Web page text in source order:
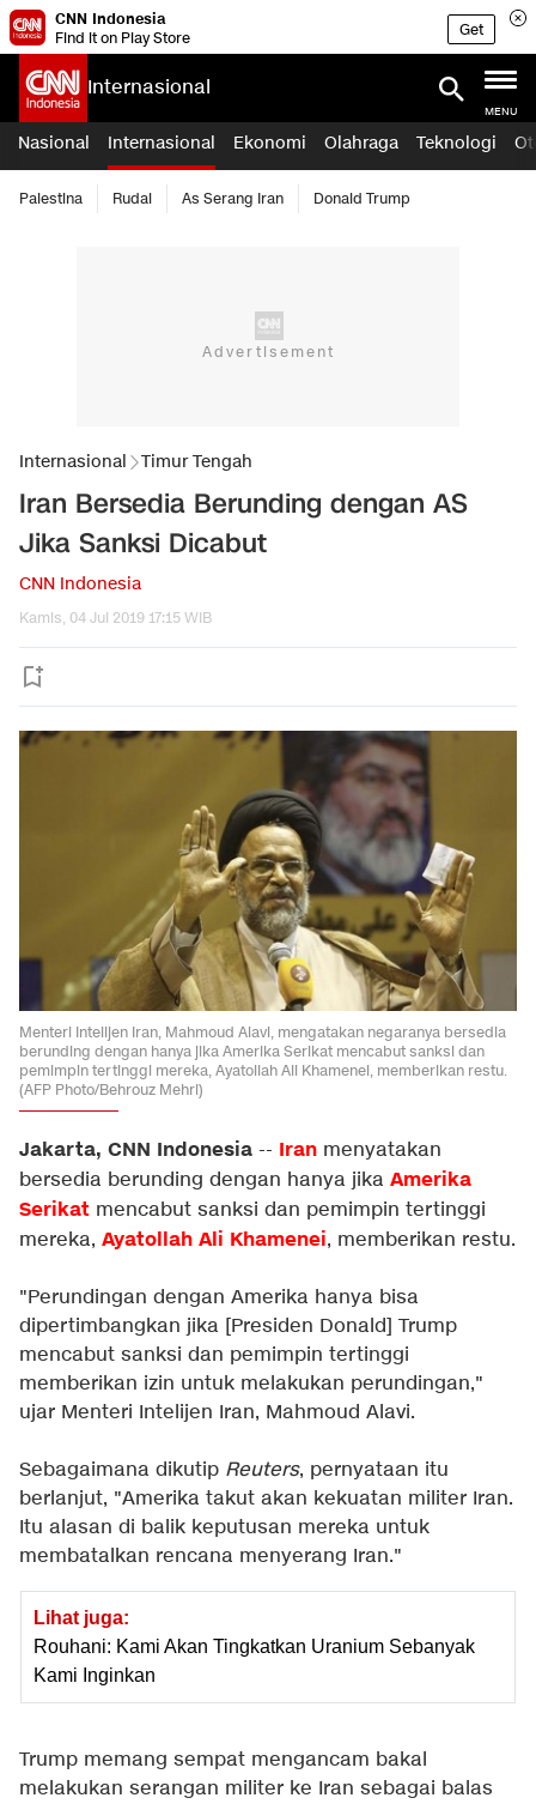
CNN Indonesia
Find it on Play Store
Get
Internasional
MENU
Nasional Internasional Ekonomi Olahraga Teknologi
Palestina Rudal As Serang Iran Donald Trump
Internasional Timur Tengah
Iran Bersedia Berunding dengan AS
Jika Sanksi Dicabut
CNN Indonesia
Kamis, 04 Jul 2019 17:15 WIB
Menteri Intelijen Iran, Mahmoud Alavi, mengatakan negaranya bersedia
berunding dengan hanya jika Amerika Serikat mencabut sanksi dan
pemimpin tertinggi mereka, Ayatollah Ali Khamenei, memberikan restu.
(AFP Photo/Behrouz Mehri)
Jakarta, CNN Indonesia -- Iran menyatakan
bersedia berunding dengan hanya jika Amerika
Serikat mencabut sanksi dan pemimpin tertinggi
mereka, Ayatollah Ali Khamenei, memberikan restu.
"Perundingan dengan Amerika hanya bisa
dipertimbangkan jika [Presiden Donald] Trump
mencabut sanksi dan pemimpin tertinggi
memberikan izin untuk melakukan perundingan,"
ujar Menteri Intelijen Iran, Mahmoud Alavi.
Sebagaimana dikutip Reuters, pernyataan itu
berlanjut, "Amerika takut akan kekuatan militer Iran.
Itu alasan di balik keputusan mereka untuk
membatalkan rencana menyerang Iran."
Lihat juga:
Rouhani: Kami Akan Tingkatkan Uranium Sebanyak
Kami Inginkan
Trump memang sempat mengancam bakal
melakukan serangan militer ke Iran sebagai balas